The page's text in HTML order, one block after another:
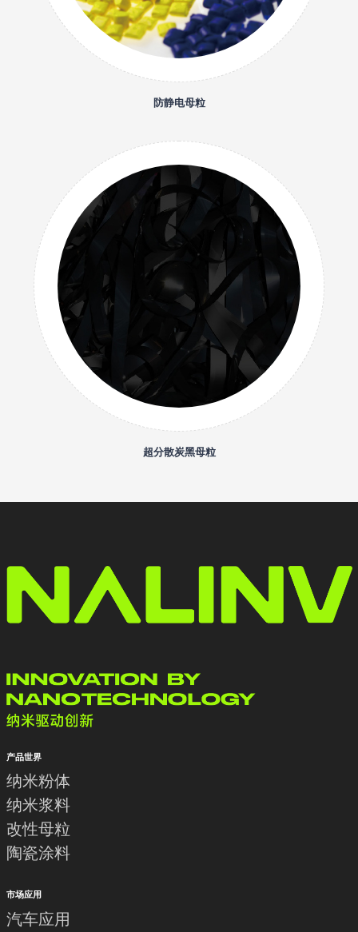
防静电母粒
超分散炭黑母粒
产品世界
纳米粉体
纳米浆料
改性母粒
陶瓷涂料
市场应用
汽车应用